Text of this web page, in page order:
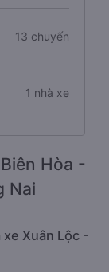
13 chuyến
1 nhà xe
Hòa -
Nai
Xuân Lộc -